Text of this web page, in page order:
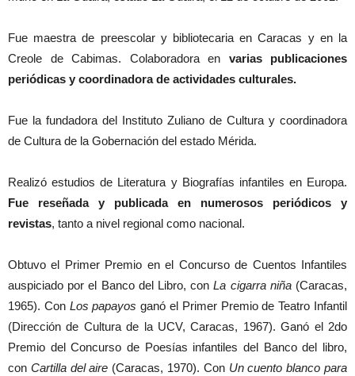
Fue maestra de preescolar y bibliotecaria en Caracas y en la
Creole de Cabimas. Colaboradora en varias publicaciones
periódicas y coordinadora de actividades culturales.
Fue la fundadora del Instituto Zuliano de Cultura y coordinadora
de Cultura de la Gobernación del estado Mérida.
Realizó estudios de Literatura y Biografías infantiles en Europa.
Fue reseñada y publicada en numerosos periódicos y
revistas, tanto a nivel regional como nacional.
Obtuvo el Primer Premio en el Concurso de Cuentos Infantiles
auspiciado por el Banco del Libro, conLa cigarra niña(Caracas,
1965). Con Los papayos ganó el Primer Premio de Teatro Infantil
(Dirección de Cultura de la UCV, Caracas, 1967). Ganó el 2do
Premio del Concurso de Poesías infantiles del Banco del libro,
con Cartilla del aire (Caracas, 1970). Con Un cuento blanco para